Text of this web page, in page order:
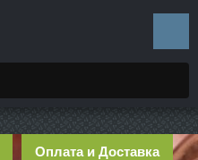
Оплата и Доставка